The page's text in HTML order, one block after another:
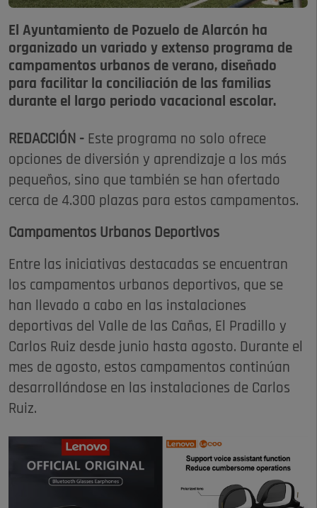
El Ayuntamiento de Pozuelo de Alarcón ha
organizado un variado y extenso programa de
campamentos urbanos de verano, diseñado
para facilitar la conciliación de las familias
durante el largo periodo vacacional escolar.
REDACCIÓN - Este programa no solo ofrece
opciones de diversión y aprendizaje a los más
pequeños, sino que también se han ofertado
cerca de 4.300 plazas para estos campamentos.
Campamentos Urbanos Deportivos
Entre las iniciativas destacadas se encuentran
los campamentos urbanos deportivos, que se
han llevado a cabo en las instalaciones
deportivas del Valle de las Cañas, El Pradillo y
Carlos Ruiz desde junio hasta agosto. Durante el
mes de agosto, estos campamentos continúan
desarrollándose en las instalaciones de Carlos
Ruiz.